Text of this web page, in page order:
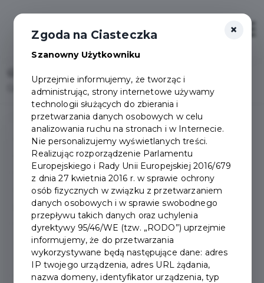
Gminny program osłonowy - Miasto Pruszcz Gdański
Gminny program
osłonowy
Gminny program osłonowy
pytania i odpowiedzi
Zasady selektywnego
zbierania odpadów
×
Zgoda na Ciasteczka
Szanowny Użytkowniku
Uprzejmie informujemy, że tworząc i
administrując, strony internetowe używamy
technologii służących do zbierania i
przetwarzania danych osobowych w celu
analizowania ruchu na stronach i w Internecie.
Nie personalizujemy wyświetlanych treści.
Realizując rozporządzenie Parlamentu
Europejskiego i Rady Unii Europejskiej 2016/679
z dnia 27 kwietnia 2016 r. w sprawie ochrony
osób fizycznych w związku z przetwarzaniem
danych osobowych i w sprawie swobodnego
przepływu takich danych oraz uchylenia
dyrektywy 95/46/WE (tzw. „RODO”) uprzejmie
informujemy, że do przetwarzania
wykorzystywane będą następujące dane: adres
IP twojego urządzenia, adres URL żądania,
nazwa domeny, identyfikator urządzenia, typ